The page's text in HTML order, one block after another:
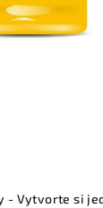
- Vytvorte si